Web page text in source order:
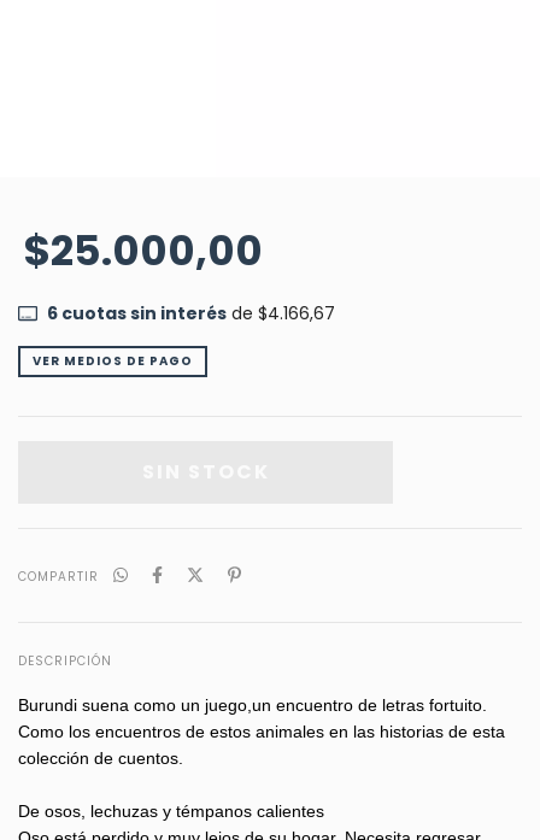
$25.000,00
6cuotas sin interésde $4.166,67
VER MEDIOS DE PAGO
COMPARTIR
DESCRIPCIÓN
Burundi suena como un juego,un encuentro de letras fortuito.
Como los encuentros de estos animales en las historias de esta
colección de cuentos.
De osos, lechuzas y témpanos calientes